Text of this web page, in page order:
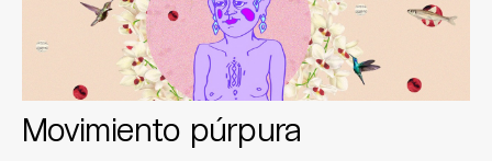
Movimiento púrpura